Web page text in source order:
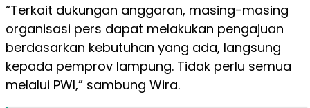
“Terkait dukungan anggaran, masing-masing
organisasi pers dapat melakukan pengajuan
berdasarkan kebutuhan yang ada, langsung
kepada pemprov lampung. Tidak perlu semua
melalui PWI,” sambung Wira.